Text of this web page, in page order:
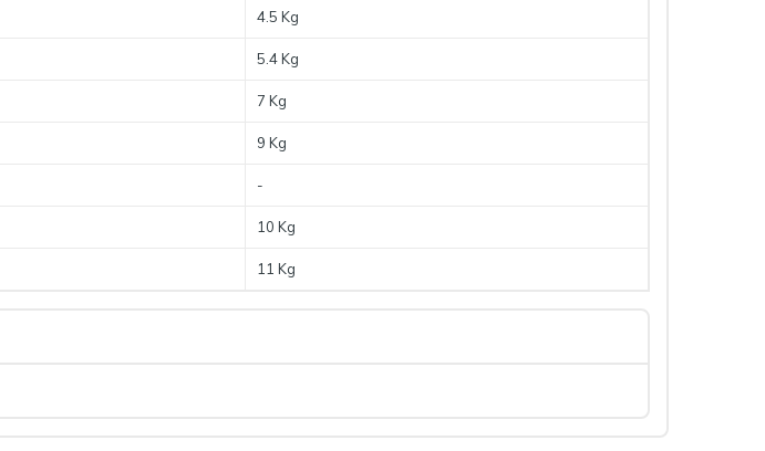
4.5 Kg
5.4 Kg
7 Kg
9 Kg
-
10 Kg
11 Kg